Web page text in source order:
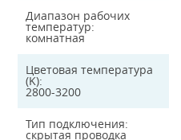
Диапазон рабочих
температур
комнатная
Цветовая температура
(K)
2800-3200
Тип подключения
скрытая проводка